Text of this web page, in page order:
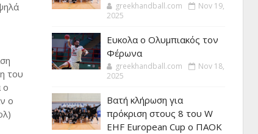
του
ο
ο
greekhandball.com
Nov 19,
2025
Ευκολα ο Ολυμπιακός τον
Φέρωνα
greekhandball.com
Nov 18,
2025
Βατή κλήρωση για
πρόκριση στους 8 του W
EHF European Cup ο ΠΑΟΚ